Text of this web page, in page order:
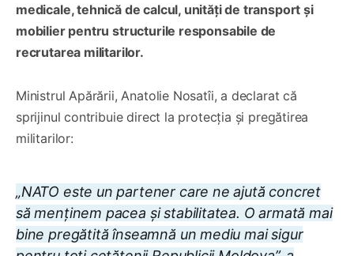
medicale, tehnică de calcul, unități de transport și
mobilier pentru structurile responsabile de
recrutarea militarilor.
Ministrul Apărării, Anatolie Nosatîi, a declarat că
sprijinul contribuie direct la protecția și pregătirea
militarilor:
„NATO este un partener care ne ajută concret
să menținem pacea și stabilitatea. O armată mai
bine pregătită înseamnă un mediu mai sigur